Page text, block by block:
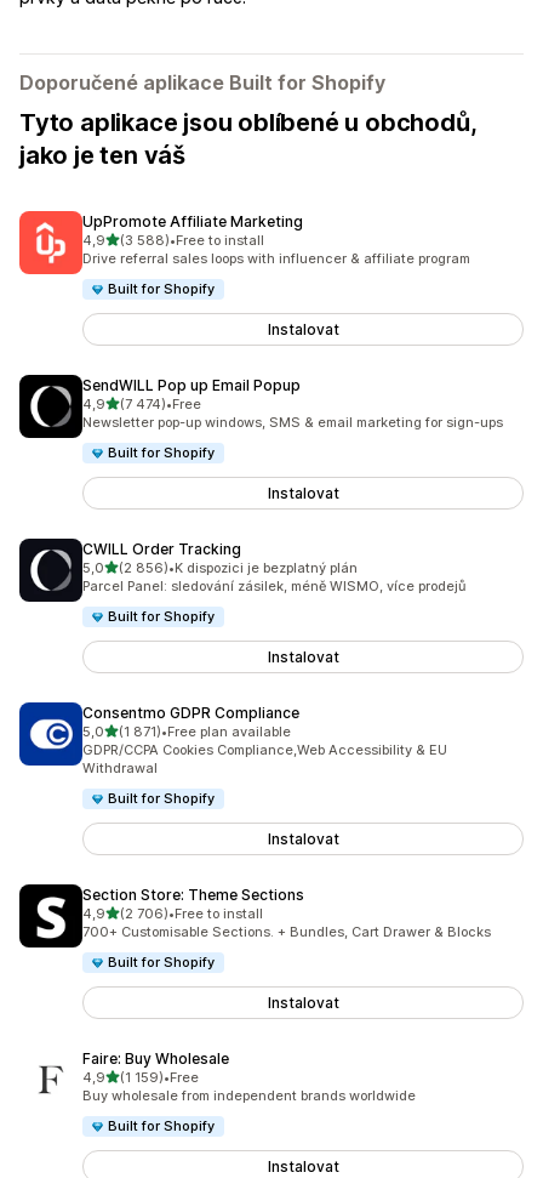
Doporučené aplikace Built for Shopify
Tyto aplikace jsou oblíbené u obchodů,
jako je ten váš
UpPromote Affiliate Marketing
4,9z 5 hvězd
(3 588)
Celkový počet recenzí: 3588
•Free to install
Drive referral sales loops with influencer & affiliate program
Built for Shopify
Instalovat
SendWILL Pop up Email Popup
4,9z 5 hvězd
(7 474)
Celkový počet recenzí: 7474
•Free
Newsletter pop-up windows, SMS & email marketing for sign-ups
Built for Shopify
Instalovat
CWILL Order Tracking
5,0z 5 hvězd
(2 856)
Celkový počet recenzí: 2856
•K dispozici je bezplatný plán
Parcel Panel: sledování zásilek, méně WISMO, více prodejů
Built for Shopify
Instalovat
Consentmo GDPR Compliance
5,0z 5 hvězd
(1 871)
Celkový počet recenzí: 1871
•Free plan available
GDPR/CCPA Cookies Compliance,Web Accessibility & EU
Withdrawal
Built for Shopify
Instalovat
Section Store: Theme Sections
4,9z 5 hvězd
(2 706)
Celkový počet recenzí: 2706
•Free to install
700+ Customisable Sections. + Bundles, Cart Drawer & Blocks
Built for Shopify
Instalovat
Faire: Buy Wholesale
4,9z 5 hvězd
(1 159)
Celkový počet recenzí: 1159
•Free
Buy wholesale from independent brands worldwide
Built for Shopify
Instalovat